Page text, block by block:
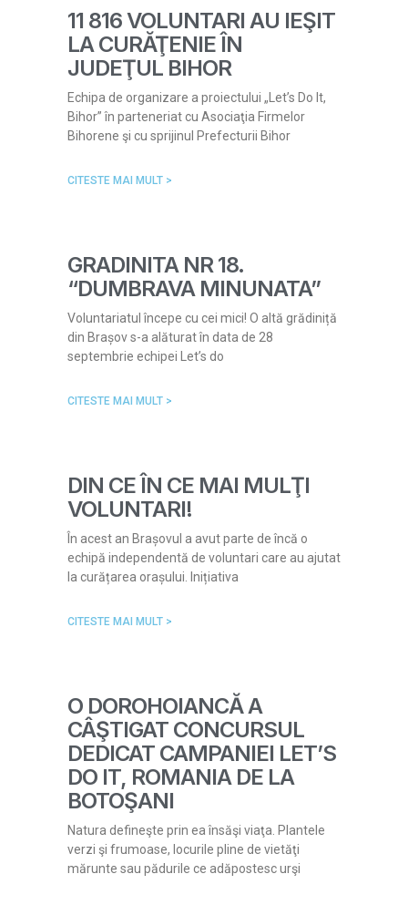
11 816 VOLUNTARI AU IEŞIT
LA CURĂŢENIE ÎN
JUDEŢUL BIHOR
Echipa de organizare a proiectului „Let’s Do It,
Bihor” în parteneriat cu Asociaţia Firmelor
Bihorene şi cu sprijinul Prefecturii Bihor
CITESTE MAI MULT >
GRADINITA NR 18.
“DUMBRAVA MINUNATA”
Voluntariatul începe cu cei mici! O altă grădiniță
din Brașov s-a alăturat în data de 28
septembrie echipei Let’s do
CITESTE MAI MULT >
DIN CE ÎN CE MAI MULŢI
VOLUNTARI!
În acest an Brașovul a avut parte de încă o
echipă independentă de voluntari care au ajutat
la curățarea orașului. Inițiativa
CITESTE MAI MULT >
O DOROHOIANCĂ A
CÂŞTIGAT CONCURSUL
DEDICAT CAMPANIEI LET’S
DO IT, ROMANIA DE LA
BOTOŞANI
Natura defineşte prin ea însăşi viaţa. Plantele
verzi şi frumoase, locurile pline de vietăţi
mărunte sau pădurile ce adăpostesc urşi